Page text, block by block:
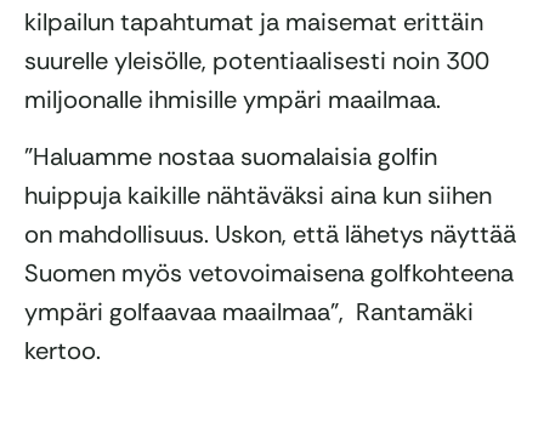
kilpailun tapahtumat ja maisemat erittäin
suurelle yleisölle, potentiaalisesti noin 300
miljoonalle ihmisille ympäri maailmaa.
”Haluamme nostaa suomalaisia golfin
huippuja kaikille nähtäväksi aina kun siihen
on mahdollisuus. Uskon, että lähetys näyttää
Suomen myös vetovoimaisena golfkohteena
ympäri golfaavaa maailmaa”, Rantamäki
kertoo.